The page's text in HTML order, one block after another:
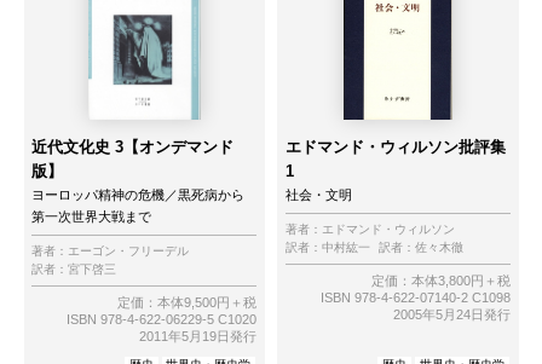
近代文化史 3【オンデマンド
版】
ヨーロッパ精神の危機／黒死病から
第一次世界大戦まで
著者： エーゴン・フリーデル
訳者： 宮下啓三
定価：本体9,500円＋税
ISBN 978-4-622-06229-5 C1020
2011年5月19日発行
エドマンド・ウィルソン批評集
1
社会・文明
著者： エドマンド・ウィルソン
訳者： 中村紘一 訳者： 佐々木徹
定価：本体3,800円＋税
ISBN 978-4-622-07140-2 C1098
2005年5月24日発行